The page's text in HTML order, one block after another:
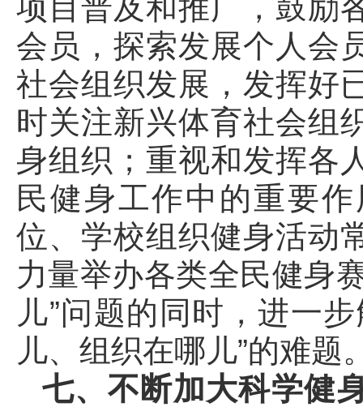
项目普及和推广，鼓励
会员，探索发展个人会
社会组织发展，发挥好
时关注新兴体育社会组
身组织；重视和发挥各
民健身工作中的重要
位、学校组织健身活动
力量举办各类全民健身
儿”问题的同时，进一
儿、组织在哪儿”的难题
七、不断加大科学健